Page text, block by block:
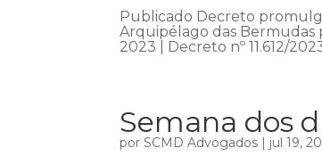
Publicado Decreto
Arquipélago das Bermudas
2023 | Decreto nº 11.612/
Semana dos
porSCMD Advogados | jul 19,